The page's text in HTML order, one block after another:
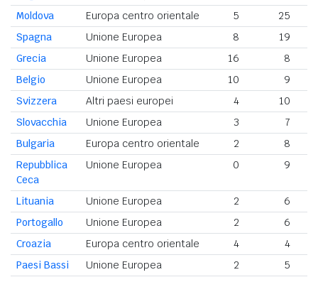
Moldova
Europa centro orientale 5 25
Spagna
Unione Europea 8
19
Grecia
Unione Europea 16
8
Belgio
Unione Europea 10
9
Svizzera
Altri paesi europei 4
10
Slovacchia
Unione Europea 3
7
Bulgaria
Europa centro orientale 2
8
Repubblica
Ceca
Unione Europea 0 9
Lituania Unione Europea 2
6
Portogallo
Unione Europea 2
6
Croazia
Europa centro orientale 4
4
Paesi Bassi
Unione Europea 2
5